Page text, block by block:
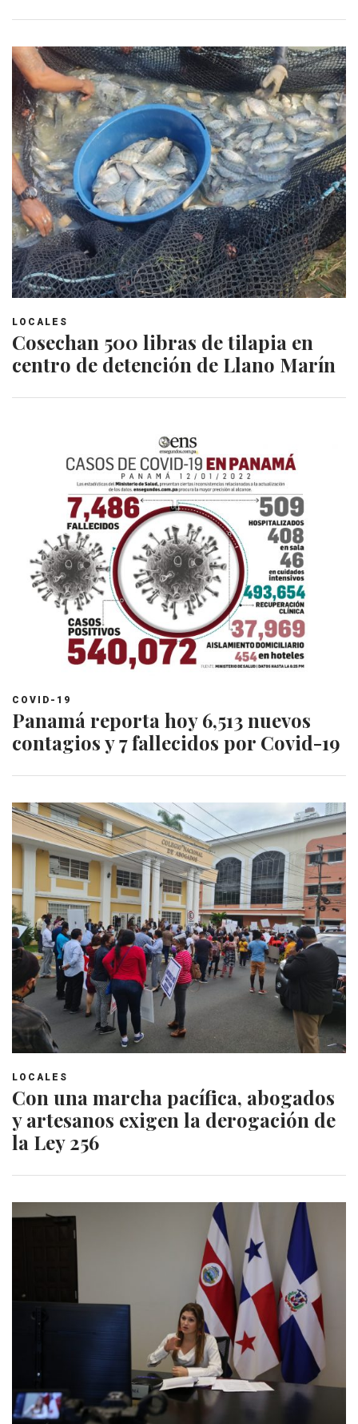
LOCALES
Cosechan 500 libras de tilapia en
centro de detención de Llano Marín
COVID-19
Panamá reporta hoy 6,513 nuevos
contagios y 7 fallecidos por Covid-19
LOCALES
Con una marcha pacífica, abogados
y artesanos exigen la derogación de
la Ley 256